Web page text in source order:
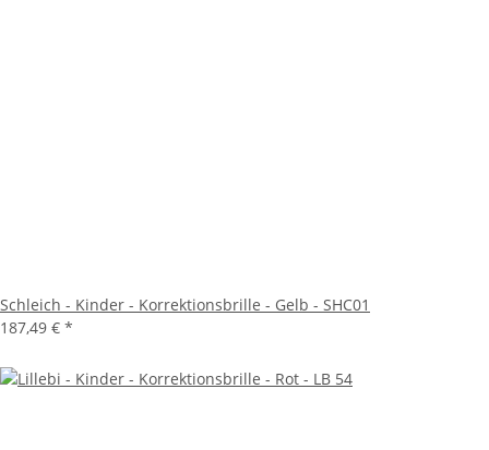
Schleich - Kinder - Korrektionsbrille - Gelb - SHC01
187,49 € *